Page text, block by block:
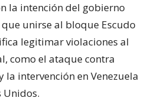
la intención del gobierno
unirse al bloque Escudo
legitimar violaciones al
como el ataque contra
la intervención en Venezuela
Unidos.